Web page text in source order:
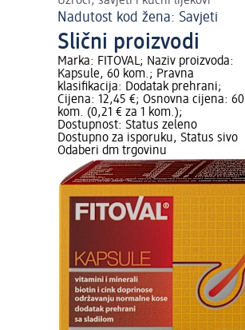
Nadutost kod žena: Savjeti
Slični proizvodi
Marka: FITOVAL; Naziv proizvoda:
Kapsule, 60 kom.; Pravna
klasifikacija: Dodatak prehrani;
Cijena: 12,45 €; Osnovna cijena: 60
kom. (0,21 € za 1 kom.);
Dostupnost: Status zeleno
Dostupno za isporuku, Status sivo
Odaberi dm trgovinu